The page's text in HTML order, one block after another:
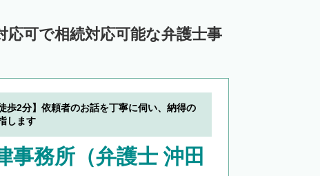
可で相続対応可能な弁護士事
歩2分】依頼者のお話を丁寧に伺い、納得の
します
事務所（弁護士 沖田